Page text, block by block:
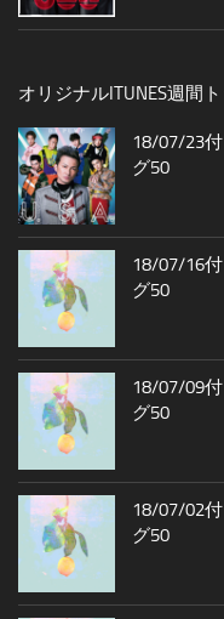
オリジナルITUNES週間
18/07/23
グ50
18/07/16
グ50
18/07/09
グ50
18/07/02
グ50